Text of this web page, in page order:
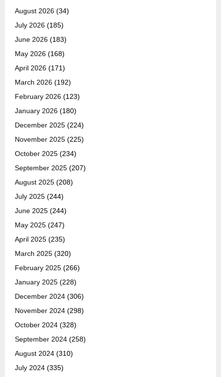
August 2026 (34)
July 2026 (185)
June 2026 (183)
May 2026 (168)
April 2026 (171)
March 2026 (192)
February 2026 (123)
January 2026 (180)
December 2025 (224)
November 2025 (225)
October 2025 (234)
September 2025 (207)
August 2025 (208)
July 2025 (244)
June 2025 (244)
May 2025 (247)
April 2025 (235)
March 2025 (320)
February 2025 (266)
January 2025 (228)
December 2024 (306)
November 2024 (298)
October 2024 (328)
September 2024 (258)
August 2024 (310)
July 2024 (335)